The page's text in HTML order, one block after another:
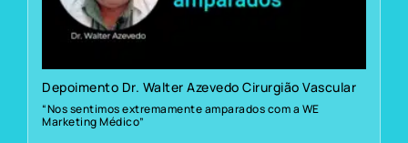
Depoimento Dr. Walter Azevedo Cirurgião Vascular
“Nos sentimos extremamente amparados com a WE
Marketing Médico”